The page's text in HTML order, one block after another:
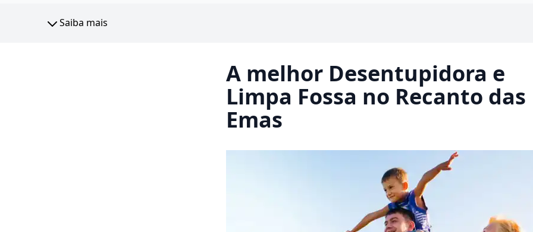
Saiba mais
A melhor Desentupidora e
Limpa Fossa no Recanto das
Emas